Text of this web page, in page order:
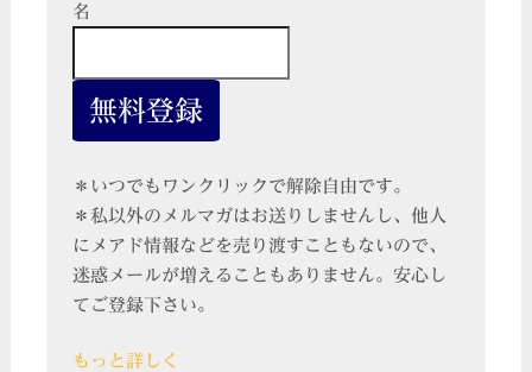
名
＊いつでもワンクリックで解除自由です。
＊私以外のメルマガはお送りしませんし、他人
にメアド情報などを売り渡すこともないので、
迷惑メールが増えることもありません。安心し
てご登録下さい。
もっと詳しく